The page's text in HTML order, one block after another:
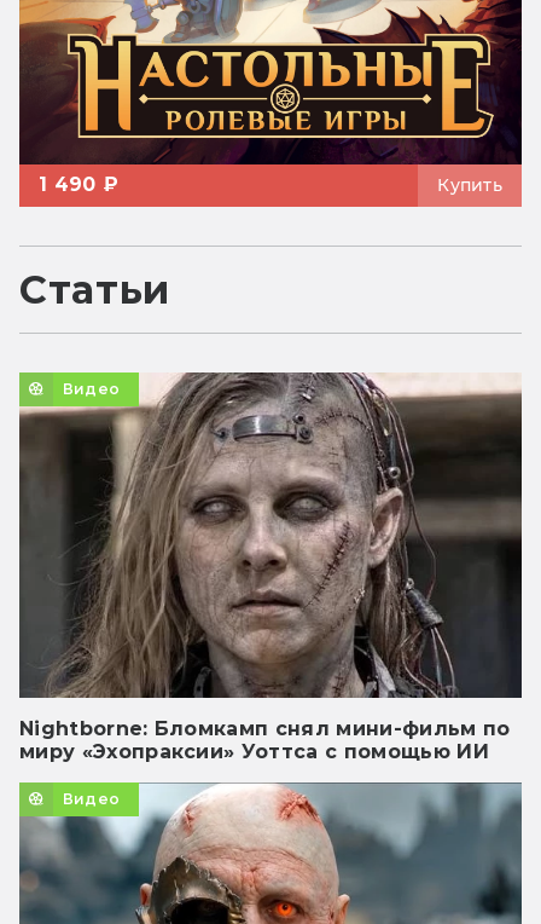
1 490 ₽ Купить
Статьи
Видео
Nightborne: Бломкамп снял мини-фильм по
миру «Эхопраксии» Уоттса с помощью ИИ
Видео